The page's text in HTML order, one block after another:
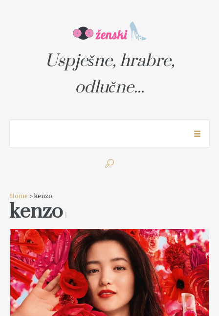
Uspješne, hrabre,
odlučne...
Home > kenzo
kenzo 1